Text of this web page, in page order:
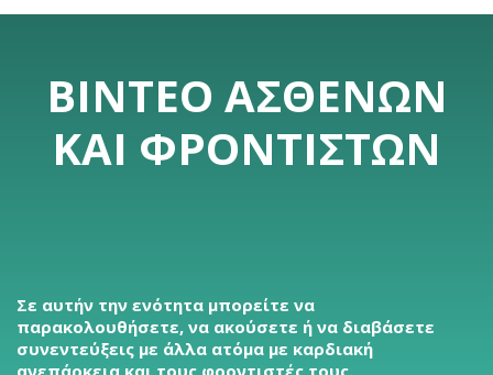
ΒΊΝΤΕΟ ΑΣΘΕΝΏΝ
ΚΑΙ ΦΡΟΝΤΙΣΤΏΝ
Σε αυτήν την ενότητα μπορείτε να
παρακολουθήσετε, να ακούσετε ή να διαβάσετε
συνεντεύξεις με άλλα ατόμα με καρδιακή